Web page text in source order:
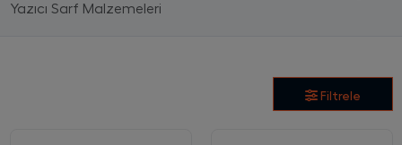
Yazıcı Sarf Malzemeleri
Filtrele